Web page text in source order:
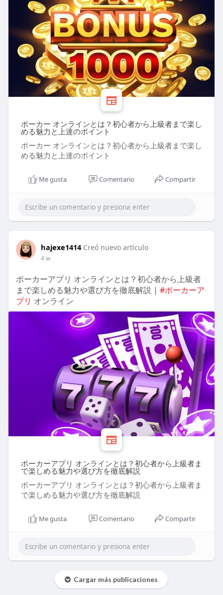
ポーカー オンラインとは？初心者から上級者まで楽し
める魅力と上達のポイント
ポーカー オンラインとは？初心者から上級者まで楽し
める魅力と上達のポイント
Me gusta Comentario Compartir
hajexe1414 Creó nuevo artículo
4 w
ポーカーアプリ オンラインとは？初心者から上級者
まで楽しめる魅力や選び方を徹底解説 | #ポーカーア
プリ オンライン
ポーカーアプリ オンラインとは？初心者から上級者ま
で楽しめる魅力や選び方を徹底解説
ポーカーアプリ オンラインとは？初心者から上級者ま
で楽しめる魅力や選び方を徹底解説
Me gusta Comentario Compartir
Cargar más publicaciones